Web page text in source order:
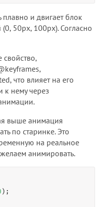
плавно и двигает блок
50px, 100px). Согласно
свойство,
что влияет на его
к нему через
выше анимация
по старинке. Это
на реальное
анимировать.
);